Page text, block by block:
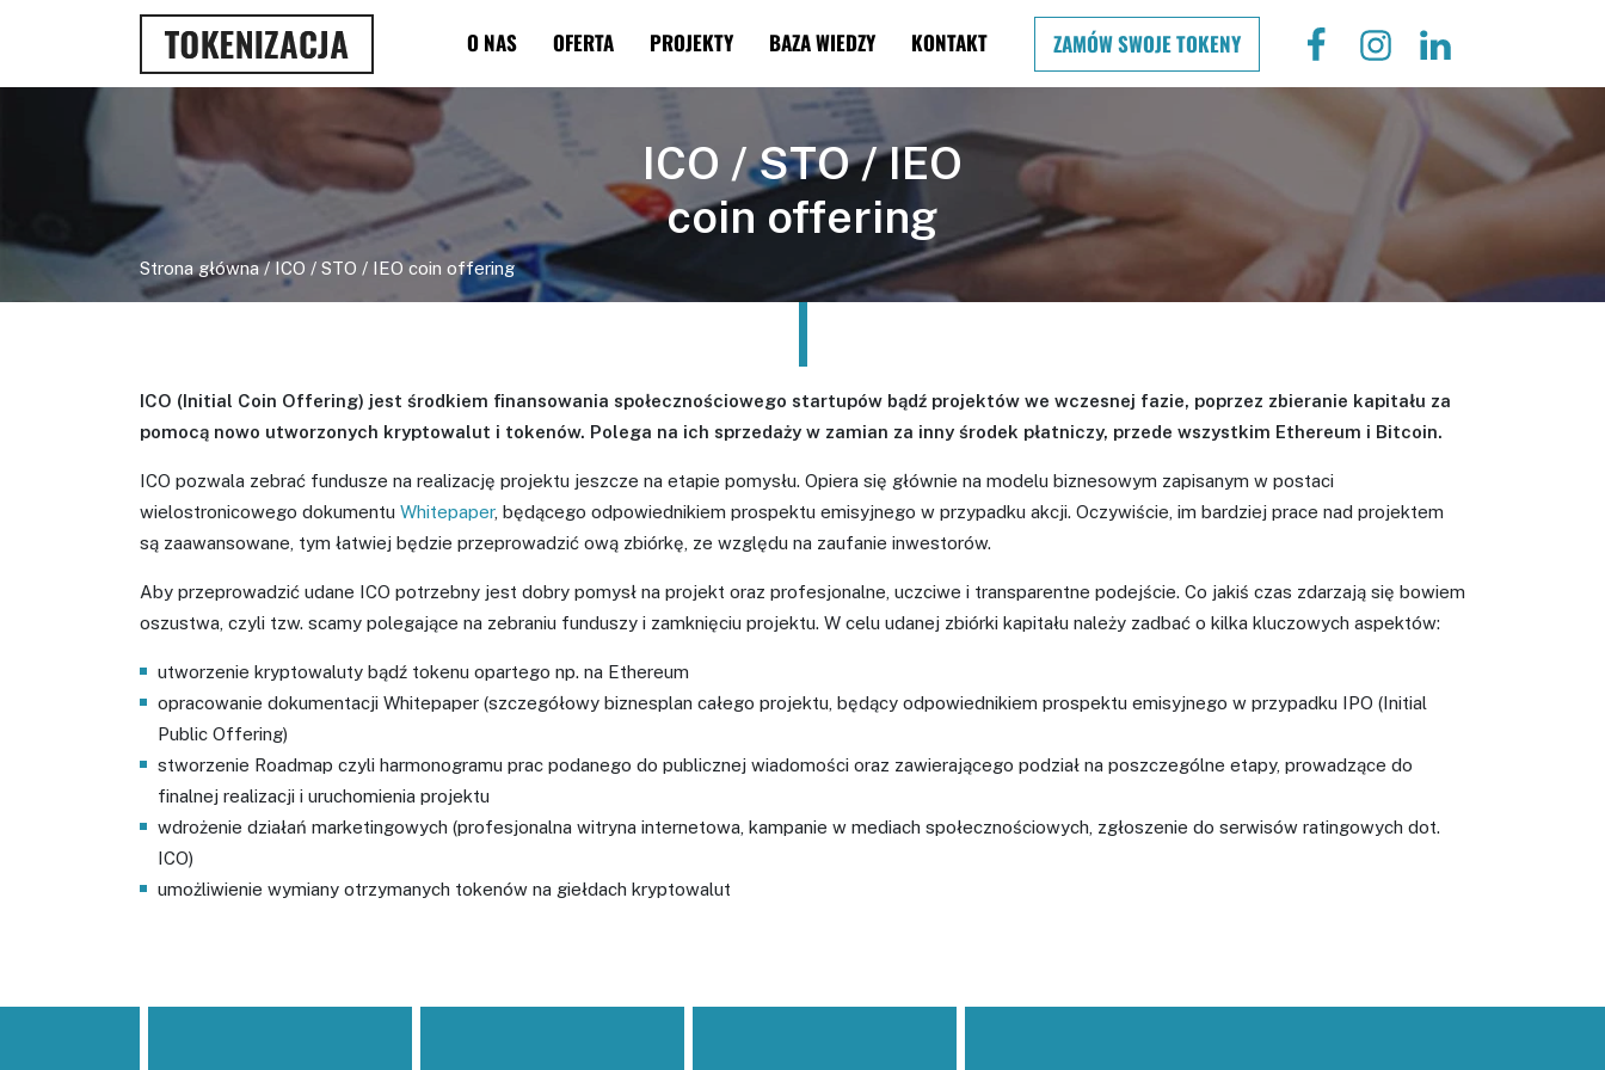
O NAS OFERTA PROJEKTY BAZA WIEDZY KONTAKT ZAMÓW SWOJE TOKENY
ICO / STO / IEO
coin offering
Strona główna/ICO / STO / IEO coin offering
ICO (Initial Coin Offering) jest środkiem finansowania społecznościowego startupów bądź projektów we wczesnej fazie, poprzez zbieranie kapitału za
pomocą nowo utworzonych kryptowalut i tokenów. Polega na ich sprzedaży w zamian za inny środek płatniczy, przede wszystkim Ethereum i Bitcoin.
ICO pozwala zebrać fundusze na realizację projektu jeszcze na etapie pomysłu. Opiera się głównie na modelu biznesowym zapisanym w postaci
wielostronicowego dokumentu Whitepaper, będącego odpowiednikiem prospektu emisyjnego w przypadku akcji. Oczywiście, im bardziej prace nad projektem
są zaawansowane, tym łatwiej będzie przeprowadzić ową zbiórkę, ze względu na zaufanie inwestorów.
Aby przeprowadzić udane ICO potrzebny jest dobry pomysł na projekt oraz profesjonalne, uczciwe i transparentne podejście. Co jakiś czas zdarzają się bowiem
oszustwa, czyli tzw. scamy polegające na zebraniu funduszy i zamknięciu projektu. W celu udanej zbiórki kapitału należy zadbać o kilka kluczowych aspektów:
utworzenie kryptowaluty bądź tokenu opartego np. na Ethereum
opracowanie dokumentacji Whitepaper (szczegółowy biznesplan całego projektu, będący odpowiednikiem prospektu emisyjnego w przypadku IPO (Initial
Public Offering)
stworzenie Roadmap czyli harmonogramu prac podanego do publicznej wiadomości oraz zawierającego podział na poszczególne etapy, prowadzące do
finalnej realizacji i uruchomienia projektu
wdrożenie działań marketingowych (profesjonalna witryna internetowa, kampanie w mediach społecznościowych, zgłoszenie do serwisów ratingowych dot.
ICO)
umożliwienie wymiany otrzymanych tokenów na giełdach kryptowalut